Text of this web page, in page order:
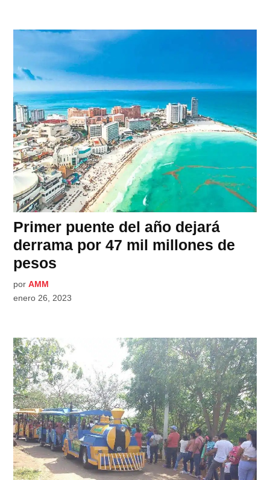
Primer puente del año dejará
derrama por 47 mil millones de
pesos
por AMM
enero 26, 2023